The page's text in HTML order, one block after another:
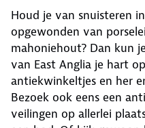
Houd je van snuisteren
opgewonden van
mahoniehout? Dan kun
van East Anglia je hart
antiekwinkeltjes en her
Bezoek ook eens een
veilingen op allerlei